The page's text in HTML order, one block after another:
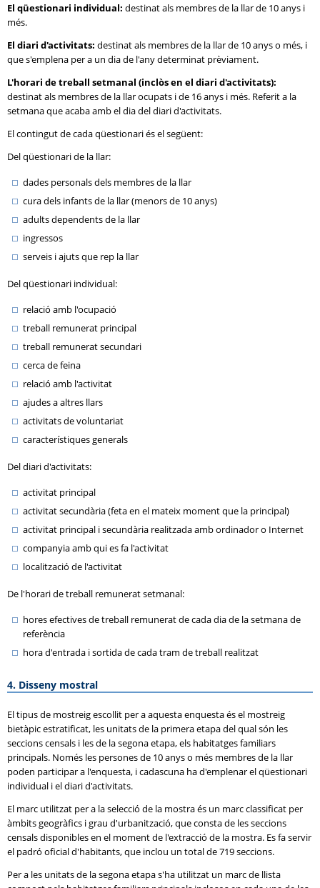
El qüestionari individual: destinat als membres de la llar de 10 anys i
més.
El diari d'activitats: destinat als membres de la llar de 10 anys o més, i
que s'emplena per a un dia de l'any determinat prèviament.
L'horari de treball setmanal (inclòs en el diari d'activitats):
destinat als membres de la llar ocupats i de 16 anys i més. Referit a la
setmana que acaba amb el dia del diari d'activitats.
El contingut de cada qüestionari és el següent:
Del qüestionari de la llar:
dades personals dels membres de la llar
cura dels infants de la llar (menors de 10 anys)
adults dependents de la llar
ingressos
serveis i ajuts que rep la llar
Del qüestionari individual:
relació amb l'ocupació
treball remunerat principal
treball remunerat secundari
cerca de feina
relació amb l'activitat
ajudes a altres llars
activitats de voluntariat
característiques generals
Del diari d'activitats:
activitat principal
activitat secundària (feta en el mateix moment que la principal)
activitat principal i secundària realitzada amb ordinador o Internet
companyia amb qui es fa l'activitat
localització de l'activitat
De l'horari de treball remunerat setmanal:
hores efectives de treball remunerat de cada dia de la setmana de
referència
hora d'entrada i sortida de cada tram de treball realitzat
4. Disseny mostral
El tipus de mostreig escollit per a aquesta enquesta és el mostreig
bietàpic estratificat, les unitats de la primera etapa del qual són les
seccions censals i les de la segona etapa, els habitatges familiars
principals. Només les persones de 10 anys o més membres de la llar
poden participar a l'enquesta, i cadascuna ha d'emplenar el qüestionari
individual i el diari d'activitats.
El marc utilitzat per a la selecció de la mostra és un marc classificat per
àmbits geogràfics i grau d'urbanització, que consta de les seccions
censals disponibles en el moment de l'extracció de la mostra. Es fa servir
el padró oficial d'habitants, que inclou un total de 719 seccions.
Per a les unitats de la segona etapa s'ha utilitzat un marc de llista